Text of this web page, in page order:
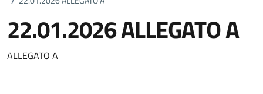
22.01.2026 ALLEGATO A
Dettagli del documento
ALLEGATO A